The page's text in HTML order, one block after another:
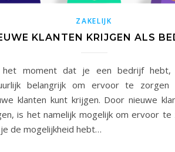
ZAKELIJK
KLANTEN KRIJGEN ALS
het moment dat je een bedrijf
belangrijk om ervoor te
klanten kunt krijgen. Door nieuwe
is het namelijk mogelijk om ervoor te
de mogelijkheid hebt…